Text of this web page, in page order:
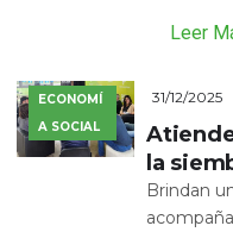
Leer
ECONOMÍ
A SOCIAL
31/12/2025
la
Brindan